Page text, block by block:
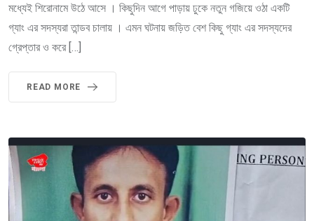
মধ্যেই শিরোনামে উঠে আসে । কিছুদিন আগে পাড়ায় ঢুকে নতুন গজিয়ে ওঠা একটি
গ্যাং এর সদস্যরা তান্ডব চালায় । এমন ঘটনায় জড়িত বেশ কিছু গ্যাং এর সদস্যদের
গ্রেপ্তার ও করে […]
READ MORE